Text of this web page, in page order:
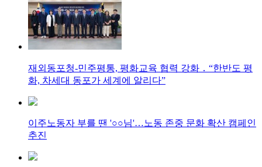
재외동포청-민주평통, 평화교육 협력 강화 ․ “한반도 평
화, 차세대 동포가 세계에 알리다”
이주노동자 부를 땐 '○○님'…노동 존중 문화 확산 캠페인
추진